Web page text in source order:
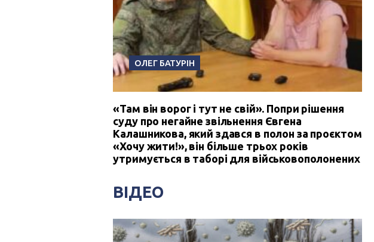
ОЛЕГ БАТУРІН
«Там він ворог і тут не свій». Попри рішення
суду про негайне звільнення Євгена
Калашникова, який здався в полон за проєктом
«Хочу жити!», він більше трьох років
утримується в таборі для військовополонених
ВІДЕО